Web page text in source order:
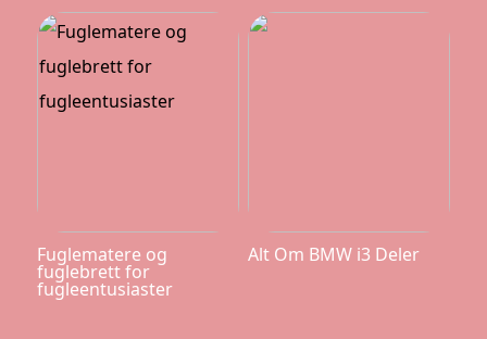
Fuglematere og
fuglebrett for
fugleentusiaster
Alt Om BMW i3 Deler